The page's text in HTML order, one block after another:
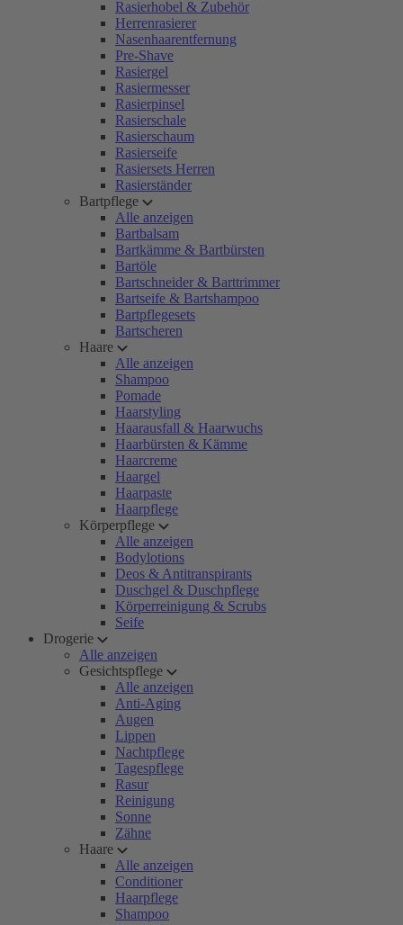
Rasierhobel & Zubehör
Herrenrasierer
Nasenhaarentfernung
Pre-Shave
Rasiergel
Rasiermesser
Rasierpinsel
Rasierschale
Rasierschaum
Rasierseife
Rasiersets Herren
Rasierständer
Bartpflege
Alle anzeigen
Bartbalsam
Bartkämme & Bartbürsten
Bartöle
Bartschneider & Barttrimmer
Bartseife & Bartshampoo
Bartpflegesets
Bartscheren
Haare
Alle anzeigen
Shampoo
Pomade
Haarstyling
Haarausfall & Haarwuchs
Haarbürsten & Kämme
Haarcreme
Haargel
Haarpaste
Haarpflege
Körperpflege
Alle anzeigen
Bodylotions
Deos & Antitranspirants
Duschgel & Duschpflege
Körperreinigung & Scrubs
Seife
Drogerie
Alle anzeigen
Gesichtspflege
Alle anzeigen
Anti-Aging
Augen
Lippen
Nachtpflege
Tagespflege
Rasur
Reinigung
Sonne
Zähne
Haare
Alle anzeigen
Conditioner
Haarpflege
Shampoo